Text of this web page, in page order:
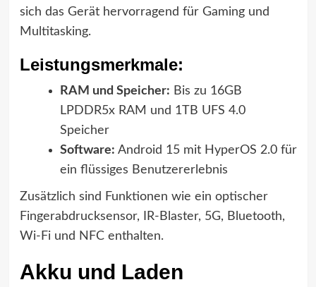
sich das Gerät hervorragend für Gaming und
Multitasking.
Leistungsmerkmale:
RAM und Speicher: Bis zu 16GB
LPDDR5x RAM und 1TB UFS 4.0
Speicher
Software: Android 15 mit HyperOS 2.0 für
ein flüssiges Benutzererlebnis
Zusätzlich sind Funktionen wie ein optischer
Fingerabdrucksensor, IR-Blaster, 5G, Bluetooth,
Wi-Fi und NFC enthalten.
Akku und Laden